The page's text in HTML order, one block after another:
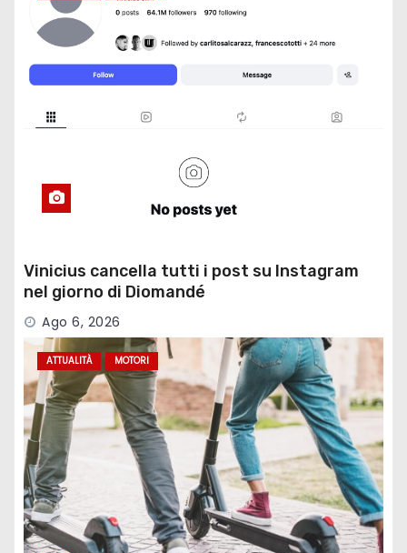
Vinicius cancella tutti i post su Instagram
nel giorno di Diomandé
Ago 6, 2026
ATTUALITÀ MOTORI